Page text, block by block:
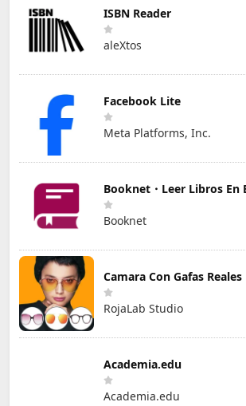
ISBN Reader
aleXtos
Facebook Lite
Meta Platforms, Inc.
Booknet・Leer Libros En
Booknet
Camara Con Gafas Reales
RojaLab Studio
Academia.edu
Academia.edu